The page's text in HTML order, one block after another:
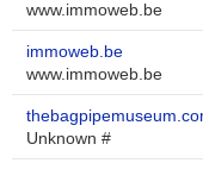
www.immoweb.be
immoweb.be
www.immoweb.be
Unknown #